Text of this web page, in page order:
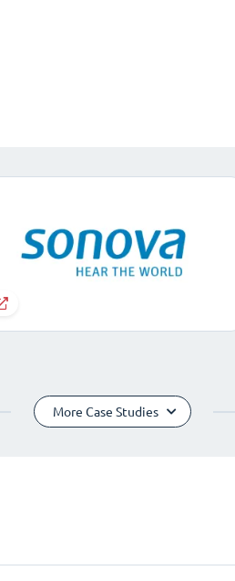
More Case Studies